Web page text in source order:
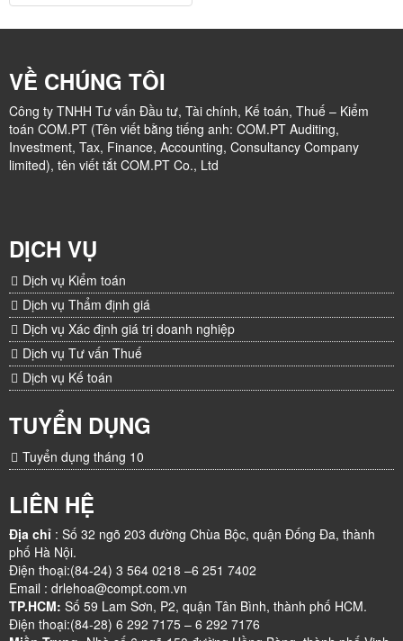
VỀ CHÚNG TÔI
Công ty TNHH Tư vấn Đầu tư, Tài chính, Kế toán, Thuế – Kiểm
toán COM.PT (Tên viết bằng tiếng anh: COM.PT Auditing,
Investment, Tax, Finance, Accounting, Consultancy Company
limited), tên viết tắt COM.PT Co., Ltd
DỊCH VỤ
Dịch vụ Kiểm toán
Dịch vụ Thẩm định giá
Dịch vụ Xác định giá trị doanh nghiệp
Dịch vụ Tư vấn Thuế
Dịch vụ Kế toán
TUYỂN DỤNG
Tuyển dụng tháng 10
LIÊN HỆ
Địa chỉ : Số 32 ngõ 203 đường Chùa Bộc, quận Đống Đa, thành
phố Hà Nội.
Điện thoại:(84-24) 3 564 0218 –6 251 7402
Email : drlehoa@compt.com.vn
TP.HCM: Số 59 Lam Sơn, P2, quận Tân Bình, thành phố HCM.
Điện thoại:(84-28) 6 292 7175 – 6 292 7176